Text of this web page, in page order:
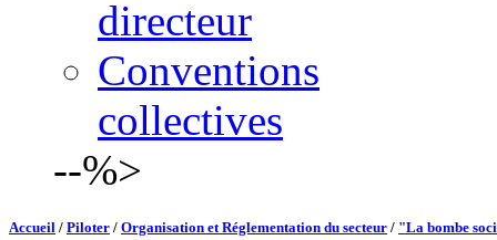
directeur
Conventions
collectives
--%>
Accueil / Piloter / Organisation et Réglementation du secteur / "La bombe